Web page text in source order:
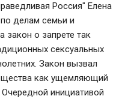
Россия" Елена
делам семьи и
закон о запрете так
сексуальных
Закон вызвал
как ущемляющий
инициативой